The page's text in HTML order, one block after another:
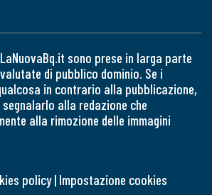
sono prese in larga parte
di pubblico dominio. Se i
in contrario alla pubblicazione,
alla redazione che
alla rimozione delle immagini
policy| Impostazione cookies